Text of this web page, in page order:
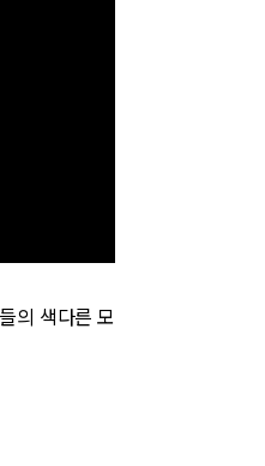
의 색다른 모